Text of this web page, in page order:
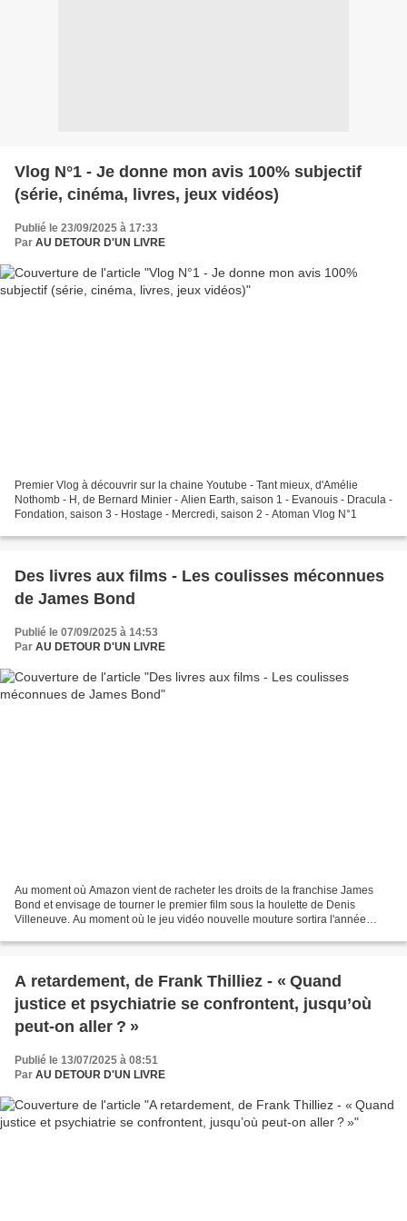
Vlog N°1 - Je donne mon avis 100% subjectif
(série, cinéma, livres, jeux vidéos)
Publié le 23/09/2025 à 17:33
Par AU DETOUR D'UN LIVRE
Premier Vlog à découvrir sur la chaine Youtube - Tant mieux, d'Amélie
Nothomb - H, de Bernard Minier - Alien Earth, saison 1 - Evanouis - Dracula -
Fondation, saison 3 - Hostage - Mercredi, saison 2 - Atoman Vlog N°1
Des livres aux films - Les coulisses méconnues
de James Bond
Publié le 07/09/2025 à 14:53
Par AU DETOUR D'UN LIVRE
Au moment où Amazon vient de racheter les droits de la franchise James
Bond et envisage de tourner le premier film sous la houlette de Denis
Villeneuve. Au moment où le jeu vidéo nouvelle mouture sortira l'année
A retardement, de Frank Thilliez - « Quand
justice et psychiatrie se confrontent, jusqu’où
peut-on aller ? »
Publié le 13/07/2025 à 08:51
Par AU DETOUR D'UN LIVRE